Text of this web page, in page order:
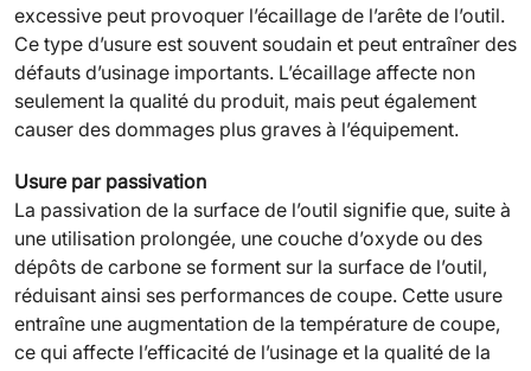
excessive peut provoquer l’écaillage de l’arête de l’outil.
Ce type d’usure est souvent soudain et peut entraîner des
défauts d’usinage importants. L’écaillage affecte non
seulement la qualité du produit, mais peut également
causer des dommages plus graves à l’équipement.
Usure par passivation
La passivation de la surface de l’outil signifie que, suite à
une utilisation prolongée, une couche d’oxyde ou des
dépôts de carbone se forment sur la surface de l’outil,
réduisant ainsi ses performances de coupe. Cette usure
entraîne une augmentation de la température de coupe,
ce qui affecte l’efficacité de l’usinage et la qualité de la